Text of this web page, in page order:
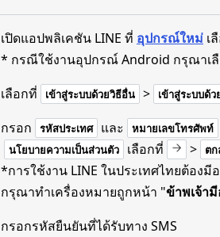
เปิดแอปพลิเคชัน LINE ที่ อุปกรณ์ใหม่ เ
* กรณีใช้งานอุปกรณ์ Android กรุณาเ
เลือกที่ เข้าสู่ระบบด้วยวิธีอื่น > เข้าสู่ระบบด้
กรอก รหัสประเทศ และ หมายเลขโทรศัพท์
นโยบายความเป็นส่วนตัว เลือกที่ > ตก
*การใช้งาน LINE ในประเทศไทยต้อง
กรุณาทำเครื่องหมายถูกหน้า "ข้าพเจ้า
กรอกรหัสยืนยันที่ได้รับทาง SMS